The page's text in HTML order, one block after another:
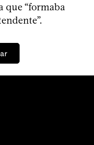
que “formaba